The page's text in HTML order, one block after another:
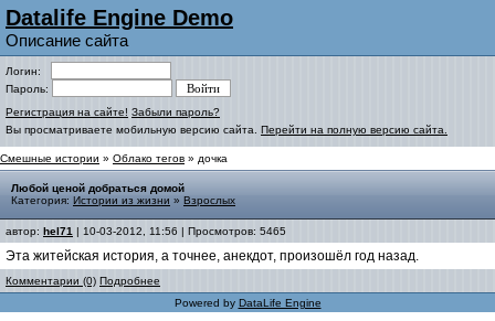
Datalife Engine Demo
Описание сайта
Логин:
Пароль:
Регистрация на сайте! Забыли пароль?
Вы просматриваете мобильную версию сайта. Перейти на полную версию сайта.
Смешные истории » Облако тегов » дочка
Любой ценой добраться домой
Категория: Истории из жизни » Взрослых
автор: hel71 | 10-03-2012, 11:56 | Просмотров: 5465
Эта житейская история, а точнее, анекдот, произошёл год назад.
Комментарии (0) Подробнее
Powered by DataLife Engine